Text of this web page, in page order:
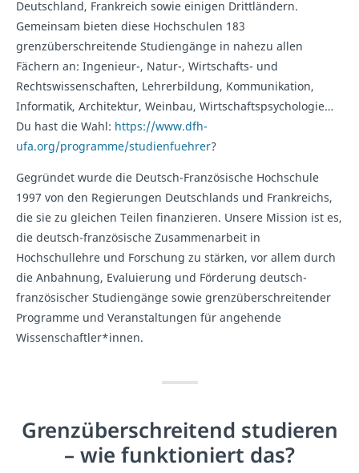
Deutschland, Frankreich sowie einigen Drittländern.
Gemeinsam bieten diese Hochschulen 183
grenzüberschreitende Studiengänge in nahezu allen
Fächern an: Ingenieur-, Natur-, Wirtschafts- und
Rechtswissenschaften, Lehrerbildung, Kommunikation,
Informatik, Architektur, Weinbau, Wirtschaftspsychologie…
Du hast die Wahl: https://www.dfh-
ufa.org/programme/studienfuehrer?
Gegründet wurde die Deutsch-Französische Hochschule
1997 von den Regierungen Deutschlands und Frankreichs,
die sie zu gleichen Teilen finanzieren. Unsere Mission ist es,
die deutsch-französische Zusammenarbeit in
Hochschullehre und Forschung zu stärken, vor allem durch
die Anbahnung, Evaluierung und Förderung deutsch-
französischer Studiengänge sowie grenzüberschreitender
Programme und Veranstaltungen für angehende
Wissenschaftler*innen.
Grenzüberschreitend studieren
– wie funktioniert das?